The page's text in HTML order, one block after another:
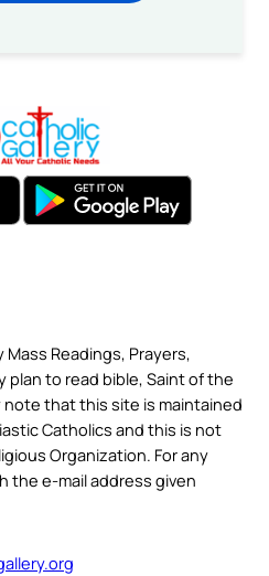
Readings, Prayers,
plan to read bible, Saint of the
note that this site is maintained
Catholics and this is not
Organization. For any
the e-mail address given